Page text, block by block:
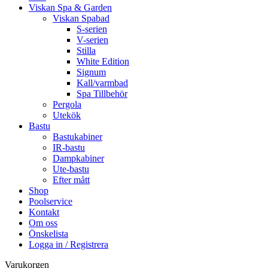
Viskan Spa & Garden
Viskan Spabad
S-serien
V-serien
Stilla
White Edition
Signum
Kall/varmbad
Spa Tillbehör
Pergola
Utekök
Bastu
Bastukabiner
IR-bastu
Dampkabiner
Ute-bastu
Efter mått
Shop
Poolservice
Kontakt
Om oss
Önskelista
Logga in / Registrera
Varukorgen